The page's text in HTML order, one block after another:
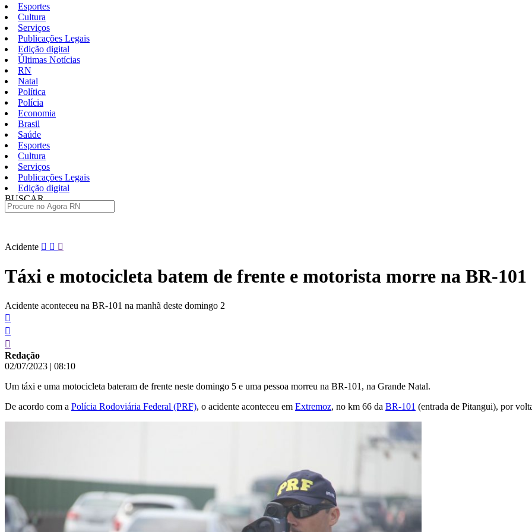
Esportes
Cultura
Serviços
Publicações Legais
Edição digital
Últimas Notícias
RN
Natal
Política
Polícia
Economia
Brasil
Saúde
Esportes
Cultura
Serviços
Publicações Legais
Edição digital
BUSCAR
Pular
conteúdo
Acidente
Táxi e motocicleta batem de frente e motorista morre na BR-101
Acidente aconteceu na BR-101 na manhã deste domingo 2
Redação
02/07/2023 | 08:10
Um táxi e uma motocicleta bateram de frente neste domingo 5 e uma pessoa morreu na BR-101, na Grande Natal.
De acordo com a Polícia Rodoviária Federal (PRF), o acidente aconteceu em Extremoz, no km 66 da BR-101 (entrada de Pitangui), por